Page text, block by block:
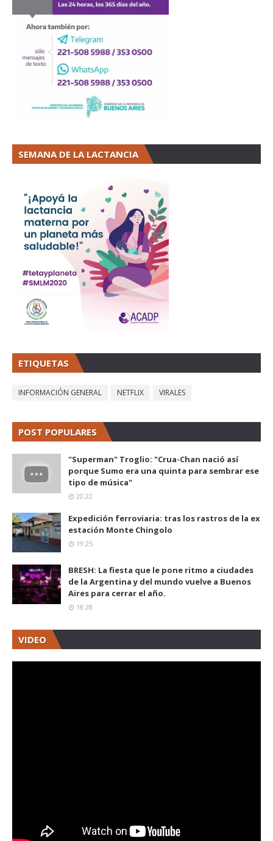
SEMANA DE LA LACTANCIA
ETIQUETAS
INFORMACIÓN GENERAL NETFLIX VIRALES
POST POPULARES
"Superman" Troglio: "Crua-Chan nació así
porque Sumo era una quinta para sembrar ese
tipo de música"
20:22
Expedición ferroviaria: tras los rastros de la ex
estación Monte Chingolo
19:25
BRESH: La fiesta que le pone ritmo a ciudades
de la Argentina y del mundo vuelve a Buenos
Aires para cerrar el año.
18:28
VIDEO